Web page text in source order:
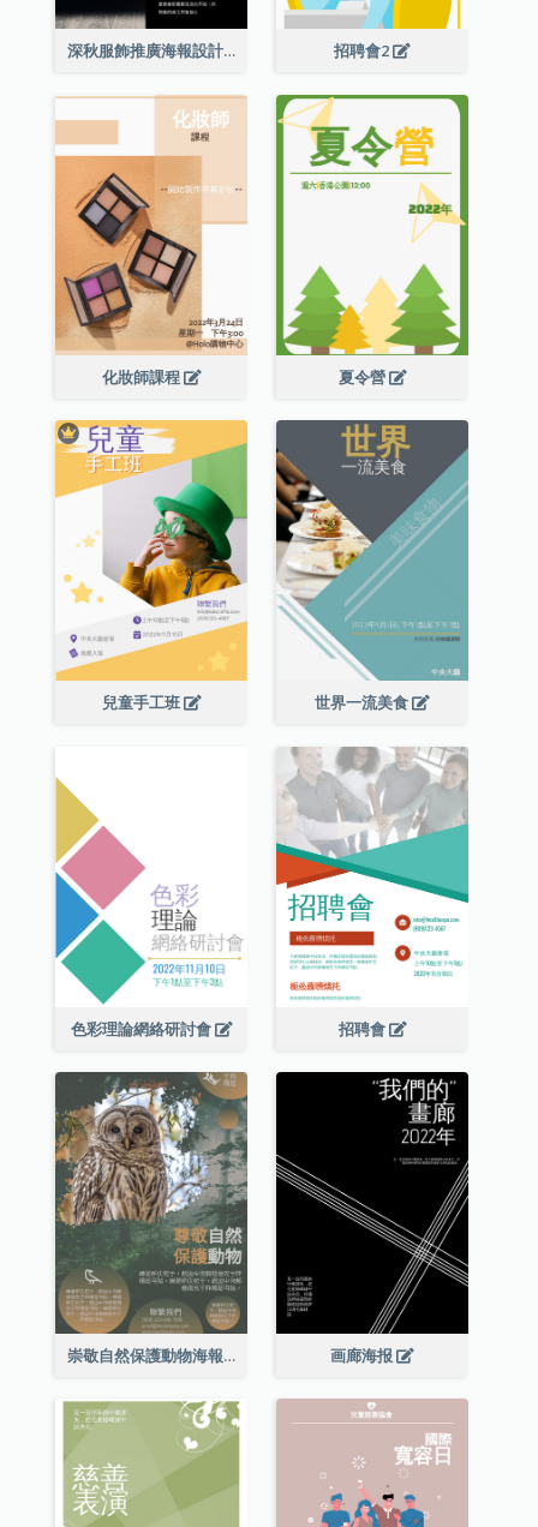
深秋服飾推廣海報設計 招聘會2
化妝師課程 夏令營
兒童手工班 世界一流美食
色彩理論網絡研討會 招聘會
崇敬自然保護動物海報 画廊海报